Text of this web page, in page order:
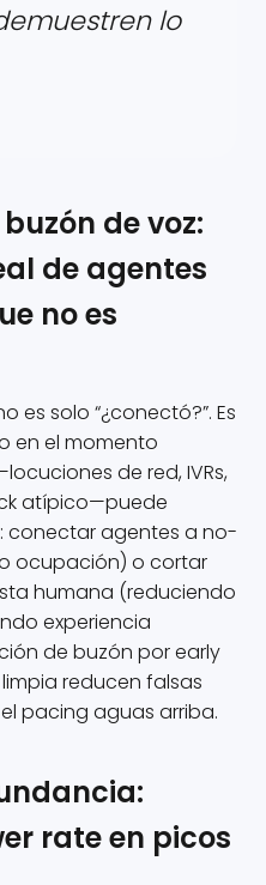
lo
de voz:
de agentes
no es
es solo “¿conectó?”. Es
en el momento
de red, IVRs,
atípico—puede
conectar agentes a no-
ocupación) o cortar
humana (reduciendo
experiencia
de buzón por early
reducen falsas
pacing aguas arriba.
rate en picos